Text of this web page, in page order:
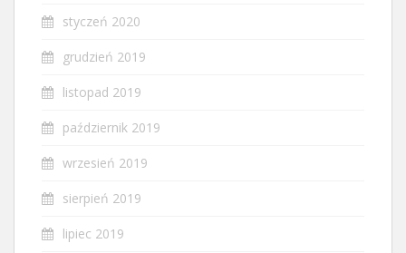
styczeń 2020
grudzień 2019
listopad 2019
październik 2019
wrzesień 2019
sierpień 2019
lipiec 2019